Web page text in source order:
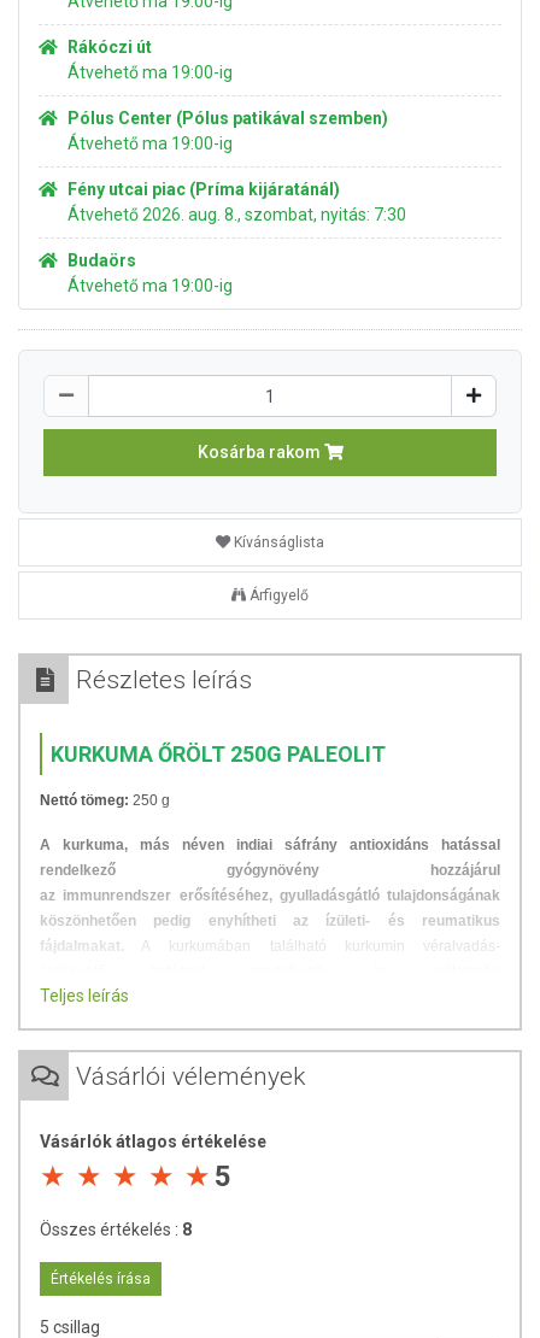
Rákóczi út
Átvehető ma 19:00-ig
Pólus Center (Pólus patikával szemben)
Átvehető ma 19:00-ig
Fény utcai piac (Príma kijáratánál)
Átvehető 2026. aug. 8., szombat, nyitás: 7:30
Budaörs
Átvehető ma 19:00-ig
Kosárba rakom
Kívánságlista
Árfigyelő
Részletes leírás
KURKUMA ŐRÖLT 250G PALEOLIT
Nettó tömeg: 250 g
A kurkuma, más néven indiai sáfrány antioxidáns hatással
rendelkező gyógynövény hozzájárul
az immunrendszer erősítéséhez, gyulladásgátló tulajdonságának
köszönhetően pedig enyhítheti az ízületi- és reumatikus
fájdalmakat. A kurkumában található kurkumin véralvadás-
a vérrögök kialakulását.
TOVÁBBI TUDNIVALÓK A TERMÉKRŐL
Minőségét megőrzi: A csomagoláson jelzett időpontig.
Tárolás: Száraz, hűvös helyen.
Teljes leírás
Vásárlói vélemények
Vásárlók átlagos értékelése
5
Összes értékelés : 8
Értékelés írása
5 csillag